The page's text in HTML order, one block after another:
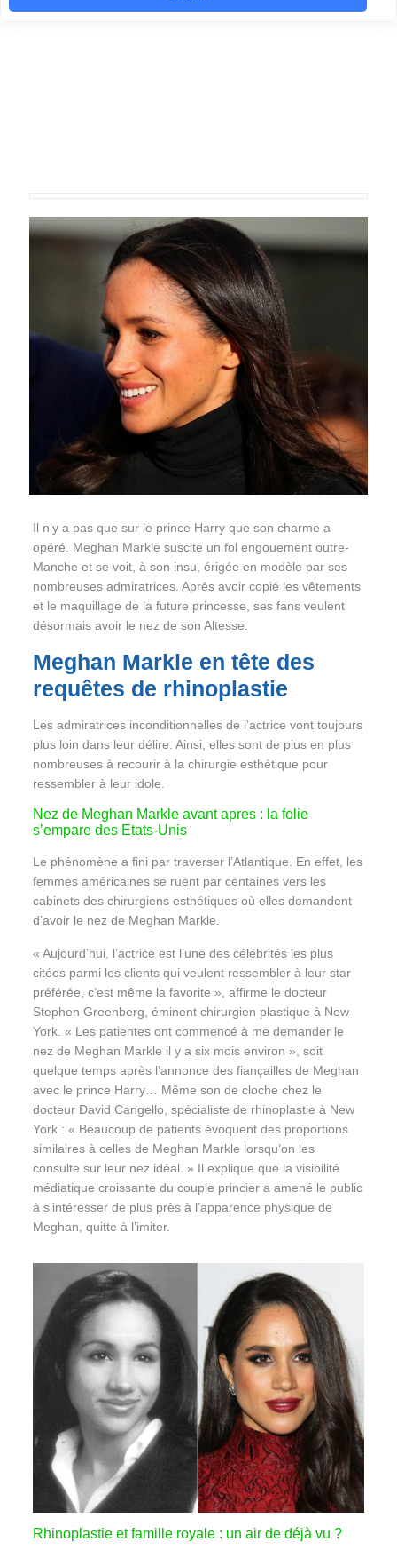
Il n’y a pas que sur le prince Harry que son charme a
opéré. Meghan Markle suscite un fol engouement outre-
Manche et se voit, à son insu, érigée en modèle par ses
nombreuses admiratrices. Après avoir copié les vêtements
et le maquillage de la future princesse, ses fans veulent
désormais avoir le nez de son Altesse.
Meghan Markle en tête des
requêtes de rhinoplastie
Les admiratrices inconditionnelles de l’actrice vont toujours
plus loin dans leur délire. Ainsi, elles sont de plus en plus
nombreuses à recourir à la chirurgie esthétique pour
ressembler à leur idole.
Nez de Meghan Markle avant apres : la folie
s’empare des Etats-Unis
Le phénomène a fini par traverser l’Atlantique. En effet, les
femmes américaines se ruent par centaines vers les
cabinets des chirurgiens esthétiques où elles demandent
d’avoir le nez de Meghan Markle.
« Aujourd’hui, l’actrice est l’une des célébrités les plus
citées parmi les clients qui veulent ressembler à leur star
préférée, c’est même la favorite », affirme le docteur
Stephen Greenberg, éminent chirurgien plastique à New-
York. « Les patientes ont commencé à me demander le
nez de Meghan Markle il y a six mois environ », soit
quelque temps après l’annonce des fiançailles de Meghan
avec le prince Harry… Même son de cloche chez le
docteur David Cangello, spécialiste de rhinoplastie à New
York : « Beaucoup de patients évoquent des proportions
similaires à celles de Meghan Markle lorsqu’on les
consulte sur leur nez idéal. » Il explique que la visibilité
médiatique croissante du couple princier a amené le public
à s’intéresser de plus près à l’apparence physique de
Meghan, quitte à l’imiter.
Rhinoplastie et famille royale : un air de déjà vu ?